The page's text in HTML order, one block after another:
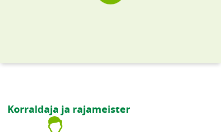
Korraldaja ja rajameister